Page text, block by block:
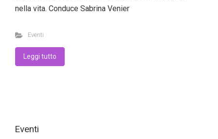
nella vita. Conduce Sabrina Venier
Eventi
Leggi tutto
Eventi